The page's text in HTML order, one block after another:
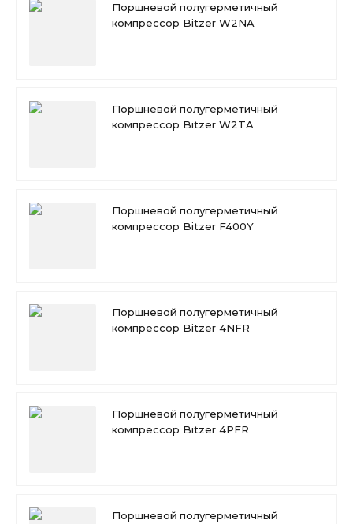
Поршневой полугерметичный
компрессор Bitzer W2NA
Поршневой полугерметичный
компрессор Bitzer W2TA
Поршневой полугерметичный
компрессор Bitzer F400Y
Поршневой полугерметичный
компрессор Bitzer 4NFR
Поршневой полугерметичный
компрессор Bitzer 4PFR
Поршневой полугерметичный